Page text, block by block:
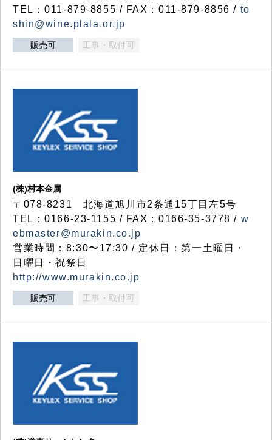
TEL：011-879-8855 / FAX：011-879-8856 / to
shin@wine.plala.or.jp
販売可 工事・取付可
(株)村本金属
〒078-8231 北海道旭川市2条通15丁目左5号
TEL：0166-23-1155 / FAX：0166-35-3778 / w
ebmaster@murakin.co.jp
営業時間：8:30〜17:30 / 定休日：第一土曜日・
日曜日・祝祭日
http://www.murakin.co.jp
販売可 工事・取付可